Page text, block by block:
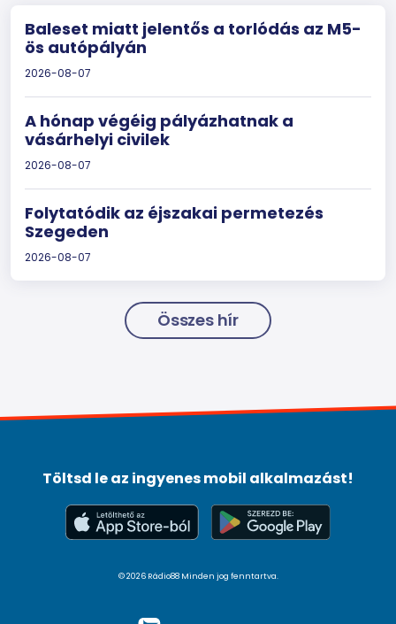
Baleset miatt jelentős a torlódás az M5-
ös autópályán
2026-08-07
A hónap végéig pályázhatnak a
vásárhelyi civilek
2026-08-07
Folytatódik az éjszakai permetezés
Szegeden
2026-08-07
Összes hír
Töltsd le az ingyenes mobil alkalmazást!
© 2026 Rádio88 Minden jog fenntartva.